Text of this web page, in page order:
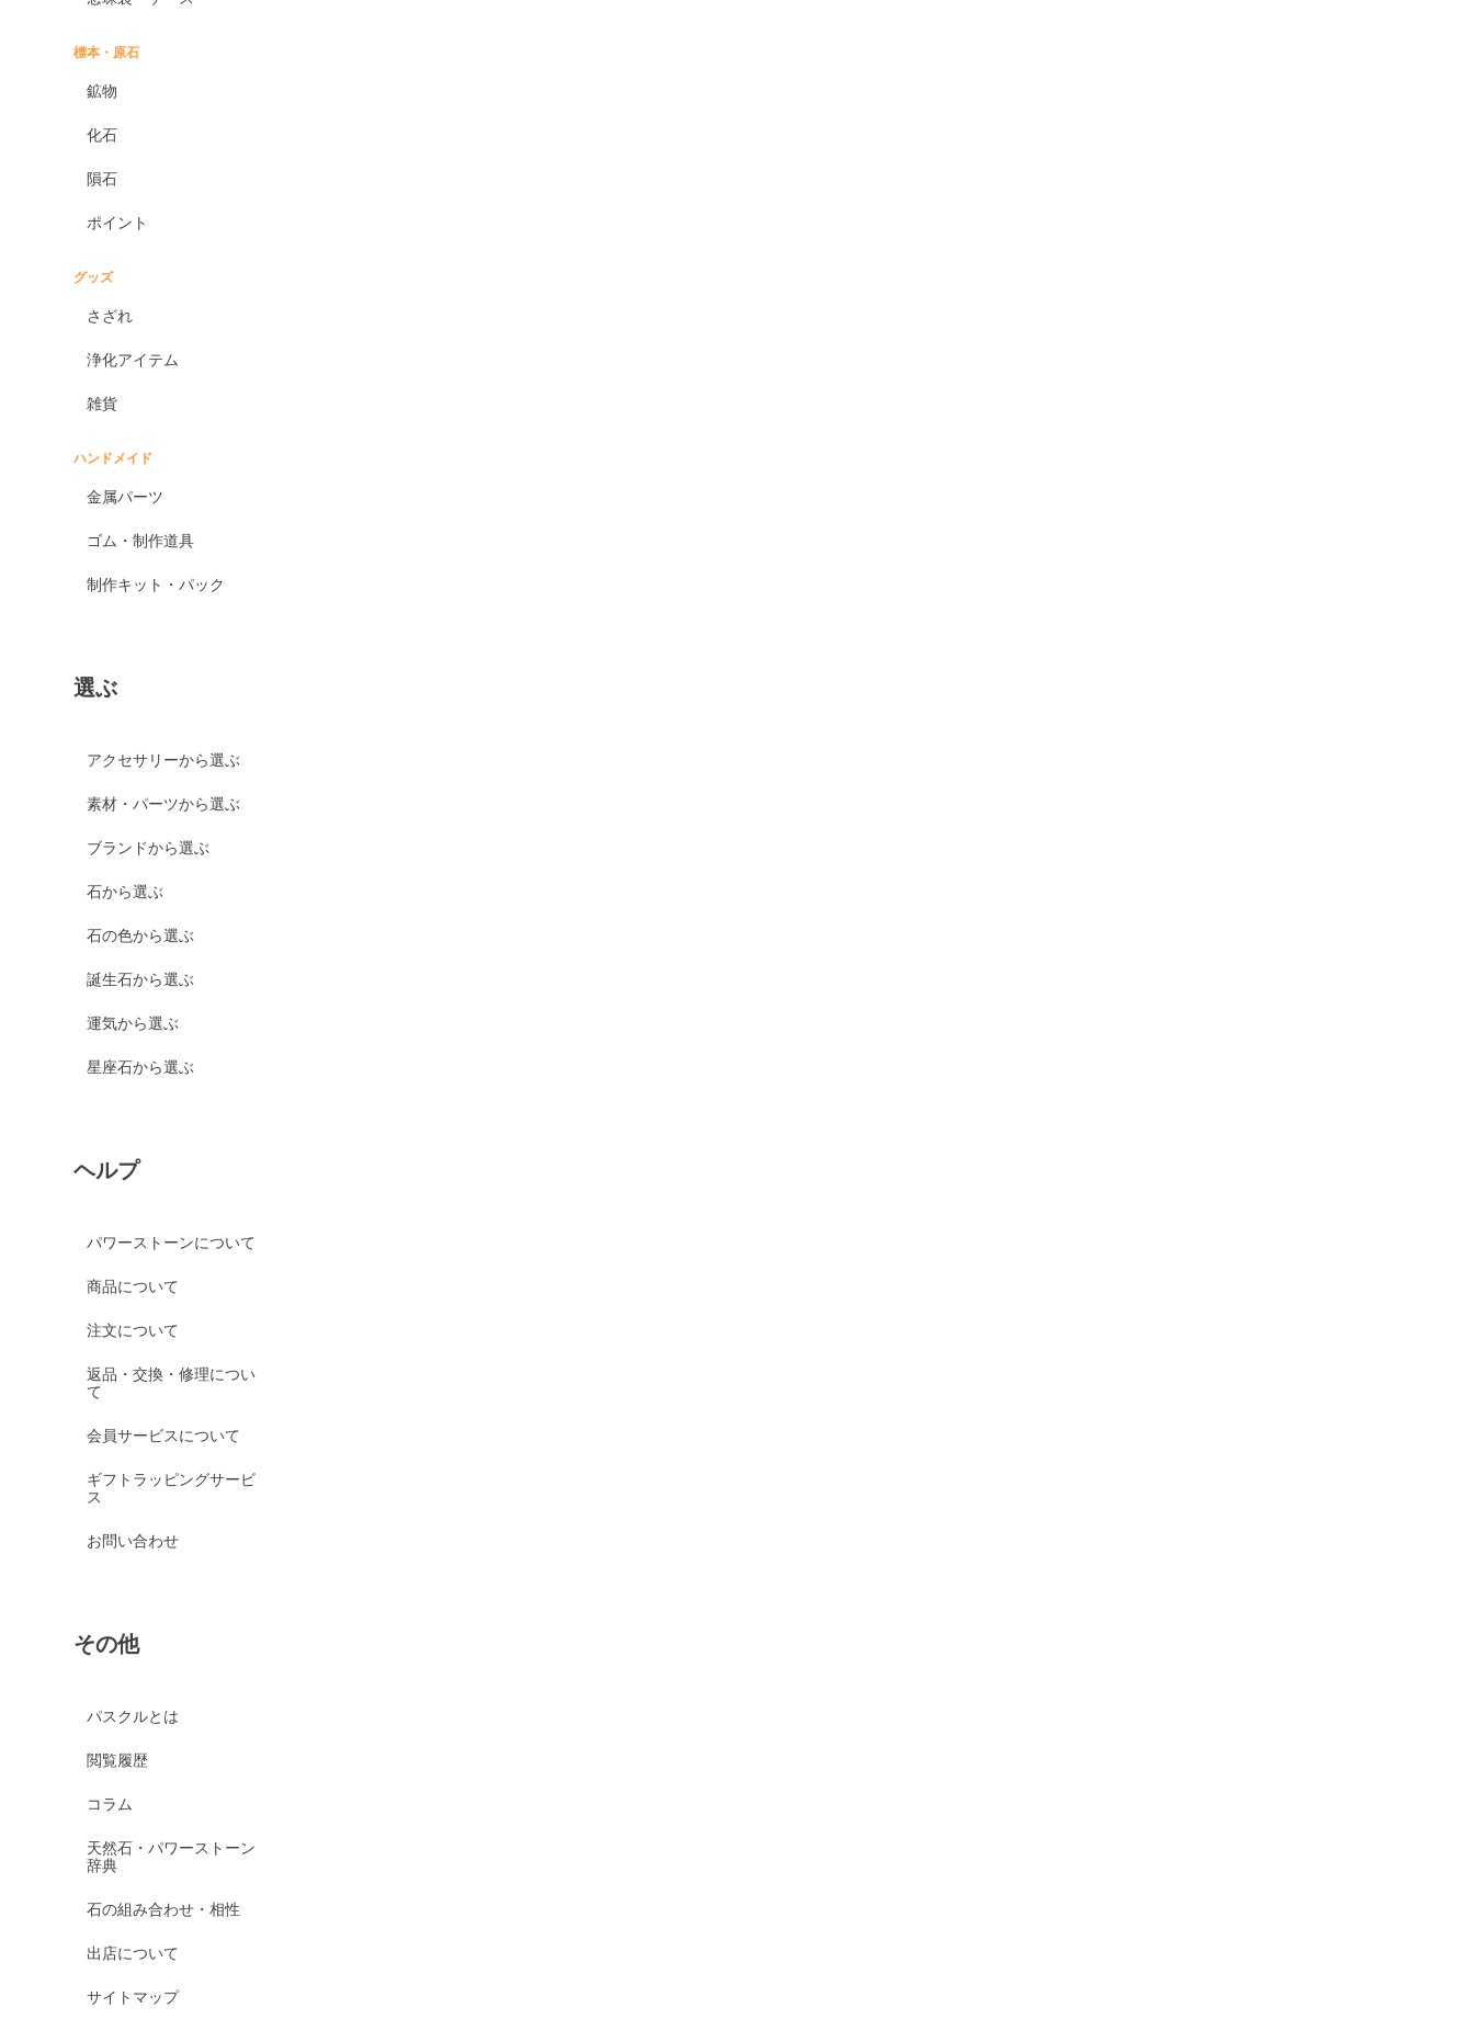
標本・原石
鉱物
化石
隕石
ポイント
グッズ
さざれ
浄化アイテム
雑貨
ハンドメイド
金属パーツ
ゴム・制作道具
制作キット・パック
選ぶ
アクセサリーから選ぶ
素材・パーツから選ぶ
ブランドから選ぶ
石から選ぶ
石の色から選ぶ
誕生石から選ぶ
運気から選ぶ
星座石から選ぶ
ヘルプ
パワーストーンについて
商品について
注文について
返品・交換・修理につい
て
会員サービスについて
ギフトラッピングサービ
ス
お問い合わせ
その他
パスクルとは
閲覧履歴
コラム
天然石・パワーストーン
辞典
石の組み合わせ・相性
出店について
サイトマップ